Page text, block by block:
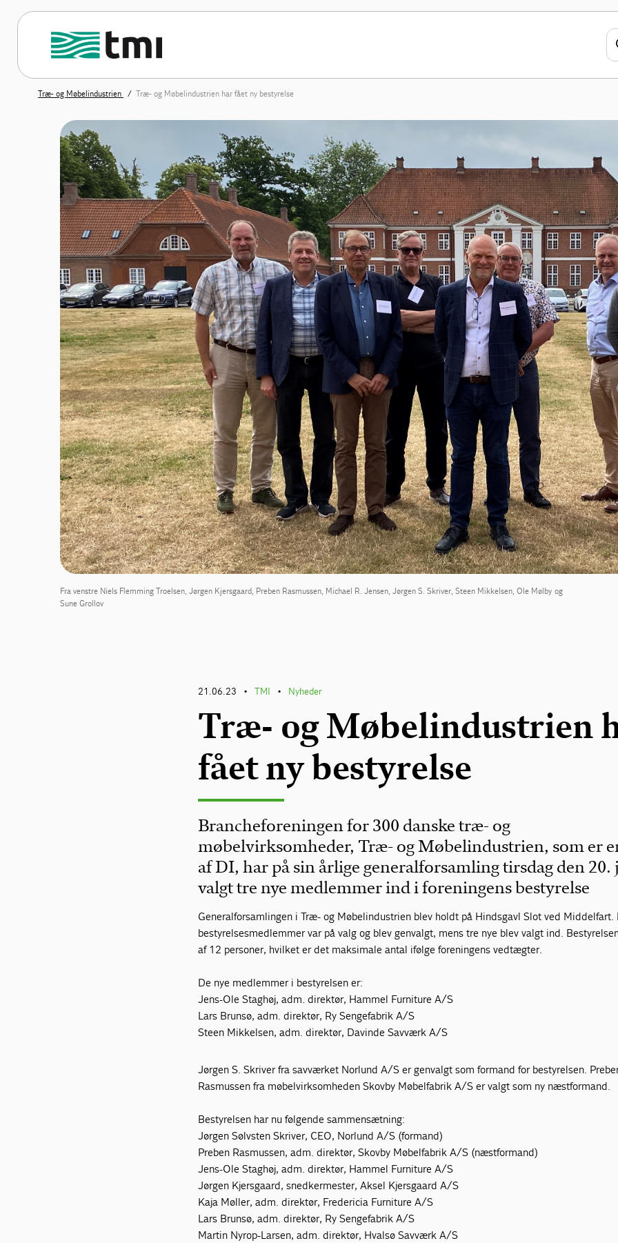
Træ- og Møbelindustrien Træ- og Møbelindustrien har fået ny bestyrelse
Fra venstre Niels Flemming Troelsen, Jørgen Kjersgaard, Preben Rasmussen, Michael R. Jensen, Jørgen S. Skriver, Steen Mikkelsen, Ole Mølby og
Sune Grollov
21.06.23 • TMI • Nyheder
Træ- og Møbelindustrien
fået ny bestyrelse
Brancheforeningen for 300 danske træ- og
møbelvirksomheder, Træ- og Møbelindustrien, som er
af DI, har på sin årlige generalforsamling tirsdag den 20.
valgt tre nye medlemmer ind i foreningens bestyrelse
Generalforsamlingen i Træ- og Møbelindustrien blev holdt på Hindsgavl Slot ved Middelfart.
bestyrelsesmedlemmer var på valg og blev genvalgt, mens tre nye blev valgt ind.
af 12 personer, hvilket er det maksimale antal ifølge foreningens vedtægter.
De nye medlemmer i bestyrelsen er:
Jens-Ole Staghøj, adm. direktør, Hammel Furniture A/S
Lars Brunsø, adm. direktør, Ry Sengefabrik A/S
Steen Mikkelsen, adm. direktør, Davinde Savværk A/S
Jørgen S. Skriver fra savværket Norlund A/S er genvalgt som formand for bestyrelsen.
Rasmussen fra møbelvirksomheden Skovby Møbelfabrik A/S er valgt som ny næstformand.
Bestyrelsen har nu følgende sammensætning:
Jørgen Sølvsten Skriver, CEO, Norlund A/S (formand)
Preben Rasmussen, adm. direktør, Skovby Møbelfabrik A/S (næstformand)
Jens-Ole Staghøj, adm. direktør, Hammel Furniture A/S
Jørgen Kjersgaard, snedkermester, Aksel Kjersgaard A/S
Kaja Møller, adm. direktør, Fredericia Furniture A/S
Lars Brunsø, adm. direktør, Ry Sengefabrik A/S
Martin Nyrop-Larsen, adm. direktør, Hvalsø Savværk A/S